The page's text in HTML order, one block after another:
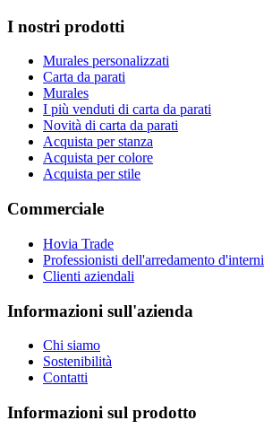
I nostri prodotti
Murales personalizzati
Carta da parati
Murales
I più venduti di carta da parati
Novità di carta da parati
Acquista per stanza
Acquista per colore
Acquista per stile
Commerciale
Hovia Trade
Professionisti dell'arredamento d'interni
Clienti aziendali
Informazioni sull'azienda
Chi siamo
Sostenibilità
Contatti
Informazioni sul prodotto